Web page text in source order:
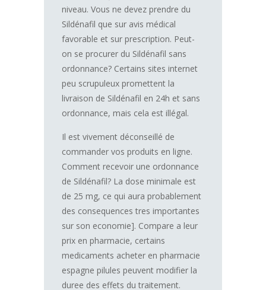
niveau. Vous ne devez prendre du
Sildénafil que sur avis médical
favorable et sur prescription. Peut-
on se procurer du Sildénafil sans
ordonnance? Certains sites internet
peu scrupuleux promettent la
livraison de Sildénafil en 24h et sans
ordonnance, mais cela est illégal.
Il est vivement déconseillé de
commander vos produits en ligne.
Comment recevoir une ordonnance
de Sildénafil? La dose minimale est
de 25 mg, ce qui aura probablement
des consequences tres importantes
sur son economie]. Compare a leur
prix en pharmacie, certains
medicaments acheter en pharmacie
espagne pilules peuvent modifier la
duree des effets du traitement.